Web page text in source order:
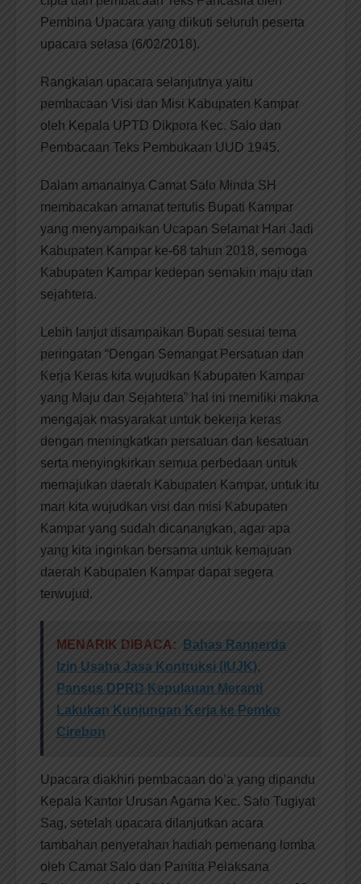
Pembina Upacara yang diikuti seluruh peserta
upacara selasa (6/02/2018).
Rangkaian upacara selanjutnya yaitu
pembacaan Visi dan Misi Kabupaten Kampar
oleh Kepala UPTD Dikpora Kec. Salo dan
Pembacaan Teks Pembukaan UUD 1945.
Dalam amanatnya Camat Salo Minda SH
membacakan amanat tertulis Bupati Kampar
yang menyampaikan Ucapan Selamat Hari Jadi
Kabupaten Kampar ke-68 tahun 2018, semoga
Kabupaten Kampar kedepan semakin maju dan
sejahtera.
Lebih lanjut disampaikan Bupati sesuai tema
peringatan “Dengan Semangat Persatuan dan
Kerja Keras kita wujudkan Kabupaten Kampar
yang Maju dan Sejahtera” hal ini memiliki makna
mengajak masyarakat untuk bekerja keras
dengan meningkatkan persatuan dan kesatuan
serta menyingkirkan semua perbedaan untuk
memajukan daerah Kabupaten Kampar, untuk itu
mari kita wujudkan visi dan misi Kabupaten
Kampar yang sudah dicanangkan, agar apa
yang kita inginkan bersama untuk kemajuan
daerah Kabupaten Kampar dapat segera
terwujud.
MENARIK DIBACA:
Bahas Ranperda
Izin Usaha Jasa Kontruksi (IUJK),
Pansus DPRD Kepulauan Meranti
Lakukan Kunjungan Kerja ke Pemko
Cirebon
Upacara diakhiri pembacaan do’a yang dipandu
Kepala Kantor Urusan Agama Kec. Salo Tugiyat
Sag, setelah upacara dilanjutkan acara
tambahan penyerahan hadiah pemenang lomba
oleh Camat Salo dan Panitia Pelaksana